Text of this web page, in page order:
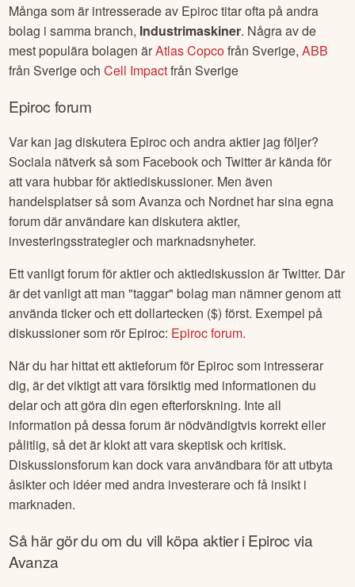
Många som är intresserade av Epiroctitar ofta på andra
bolag i samma branch, Industrimaskiner. Några av de
mest populära bolagen ärAtlas CopcofrånSverige,ABB
frånSverigeochCell ImpactfrånSverige
Epiroc forum
Var kan jag diskutera Epirococh andra aktier jag följer?
Sociala nätverk så som Facebook och Twitter är kända för
att vara hubbar för aktiediskussioner. Men även
handelsplatser så som Avanza och Nordnet har sina egna
forum där användare kan diskutera aktier,
investeringsstrategier och marknadsnyheter.
Ett vanligt forum för aktier och aktiediskussion är Twitter. Där
är det vanligt att man "taggar" bolag man nämner genom att
använda ticker och ett dollartecken ($) först. Exempel på
diskussioner som rör Epiroc: Epirocforum.
När du har hittat ett aktieforum för Epirocsom intresserar
dig, är det viktigt att vara försiktig med informationen du
delar och att göra din egen efterforskning. Inte all
information på dessa forum är nödvändigtvis korrekt eller
pålitlig, så det är klokt att vara skeptisk och kritisk.
Diskussionsforum kan dock vara användbara för att utbyta
åsikter och idéer med andra investerare och få insikt i
marknaden.
Så här gör du om du vill köpa aktier iEpiroc via
Avanza